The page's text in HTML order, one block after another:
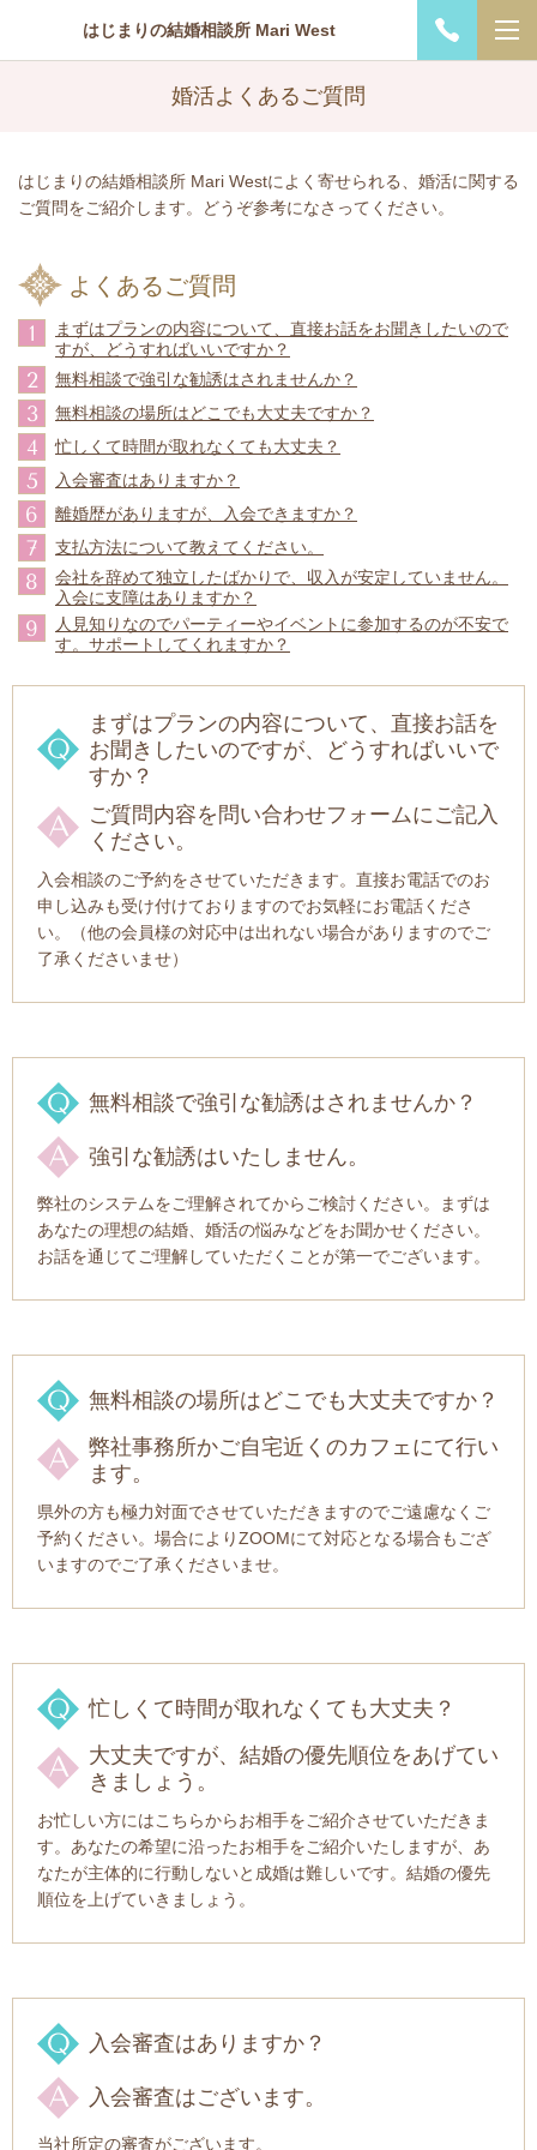
はじまりの結婚相談所 Mari West
婚活よくあるご質問
はじまりの結婚相談所 Mari Westによく寄せられる、婚活に関する
ご質問をご紹介します。どうぞ参考になさってください。
よくあるご質問
1
まずはプランの内容について、直接お話をお聞きしたいので
すが、どうすればいいですか？
2 無料相談で強引な勧誘はされませんか？
3 無料相談の場所はどこでも大丈夫ですか？
4 忙しくて時間が取れなくても大丈夫？
5 入会審査はありますか？
6 離婚歴がありますが、入会できますか？
7 支払方法について教えてください。
8
会社を辞めて独立したばかりで、収入が安定していません。
入会に支障はありますか？
9
人見知りなのでパーティーやイベントに参加するのが不安で
す。サポートしてくれますか？
まずはプランの内容について、直接お話を
お聞きしたいのですが、どうすればいいで
すか？
ご質問内容を問い合わせフォームにご記入
ください。
入会相談のご予約をさせていただきます。直接お電話でのお
申し込みも受け付けておりますのでお気軽にお電話くださ
い。（他の会員様の対応中は出れない場合がありますのでご
了承くださいませ）
無料相談で強引な勧誘はされませんか？
強引な勧誘はいたしません。
弊社のシステムをご理解されてからご検討ください。まずは
あなたの理想の結婚、婚活の悩みなどをお聞かせください。
お話を通じてご理解していただくことが第一でございます。
無料相談の場所はどこでも大丈夫ですか？
弊社事務所かご自宅近くのカフェにて行い
ます。
県外の方も極力対面でさせていただきますのでご遠慮なくご
予約ください。場合によりZOOMにて対応となる場合もござ
いますのでご了承くださいませ。
忙しくて時間が取れなくても大丈夫？
大丈夫ですが、結婚の優先順位をあげてい
きましょう。
お忙しい方にはこちらからお相手をご紹介させていただきま
す。あなたの希望に沿ったお相手をご紹介いたしますが、あ
なたが主体的に行動しないと成婚は難しいです。結婚の優先
順位を上げていきましょう。
入会審査はありますか？
入会審査はございます。
当社所定の審査がございます。